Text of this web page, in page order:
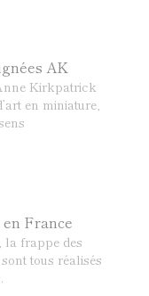
AK
Kirkpatrick
en miniature,
France
la frappe des
tous réalisés